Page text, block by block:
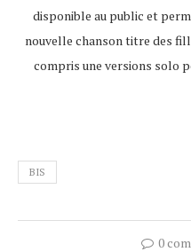
disponible au public et
nouvelle chanson titre des
compris une versions solo
BIS
0